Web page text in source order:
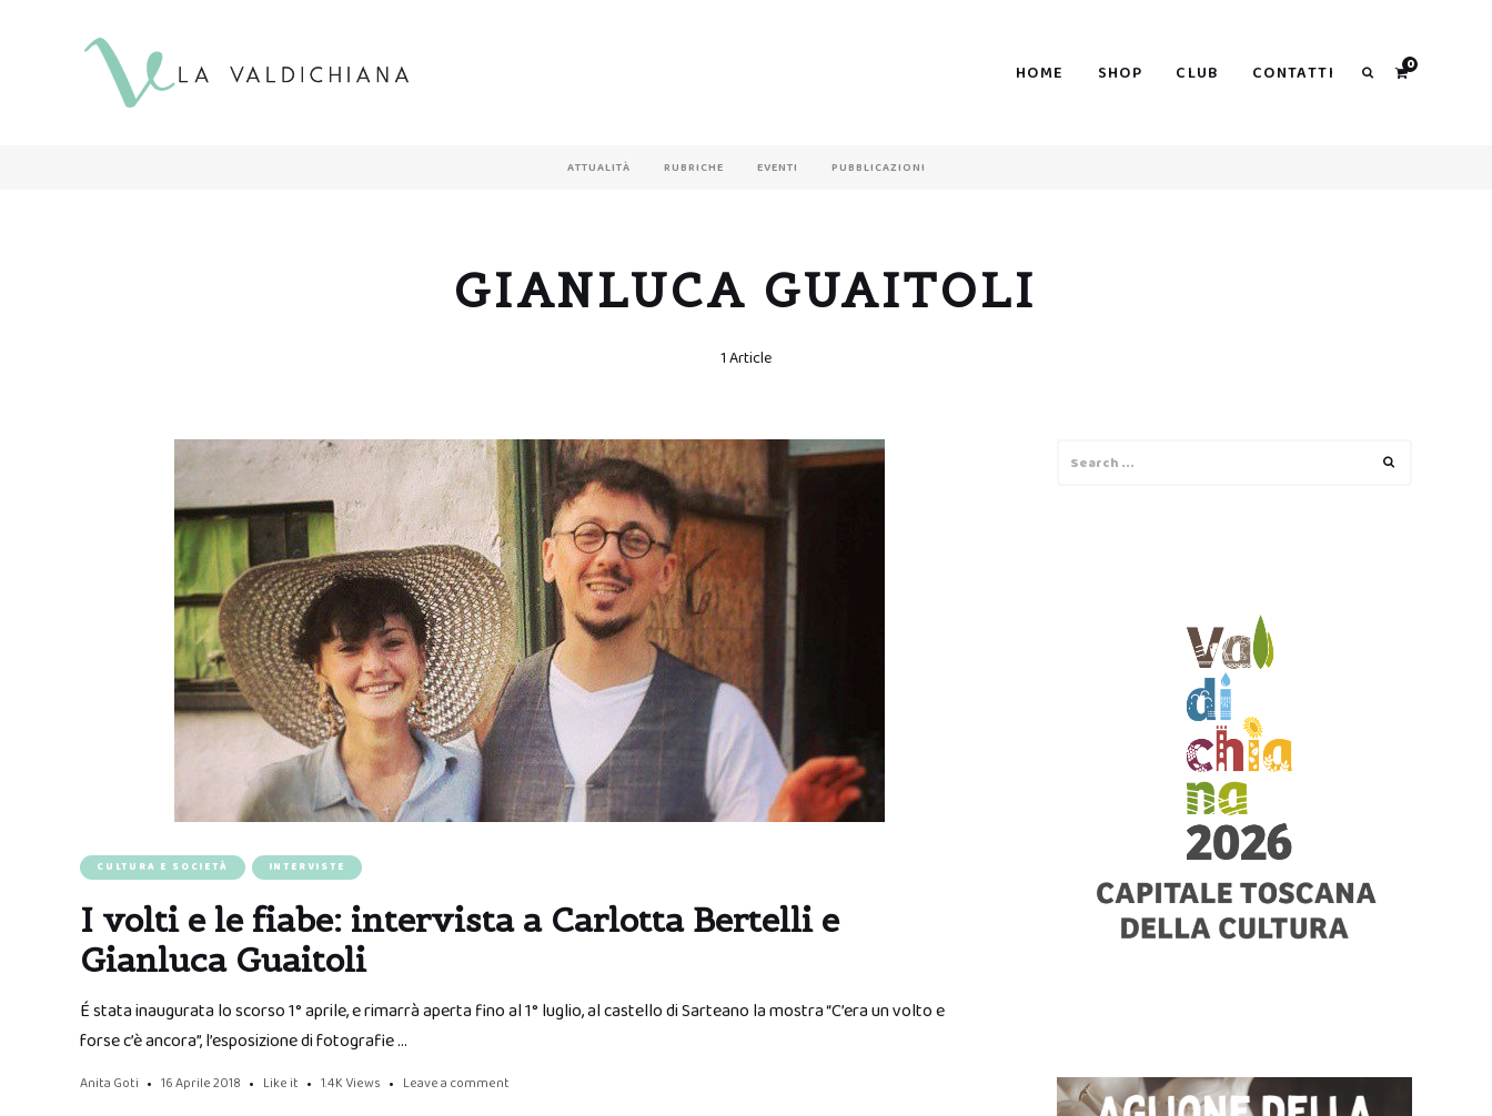
HOME SHOP CLUB CONTATTI 0
ATTUALITÀ RUBRICHE EVENTI PUBBLICAZIONI
GIANLUCA GUAITOLI
1 Article
CULTURA E SOCIETÀ INTERVISTE
I volti e le fiabe: intervista a Carlotta Bertelli e
Gianluca Guaitoli
É stata inaugurata lo scorso 1° aprile, e rimarrà aperta fino al 1° luglio, al castello di Sarteano la mostra “C’era un volto e
forse c’è ancora”, l’esposizione di fotografie …
Anita Goti 16 Aprile 2018 Like it 1.4K Views Leave a comment
for: